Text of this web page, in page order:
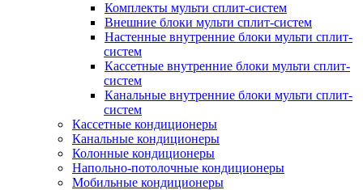
Комплекты мульти сплит-систем
Внешние блоки мульти сплит-систем
Настенные внутренние блоки мульти сплит-
систем
Кассетные внутренние блоки мульти сплит-
систем
Канальные внутренние блоки мульти сплит-
систем
Кассетные кондиционеры
Канальные кондиционеры
Колонные кондиционеры
Напольно-потолочные кондиционеры
Мобильные кондиционеры